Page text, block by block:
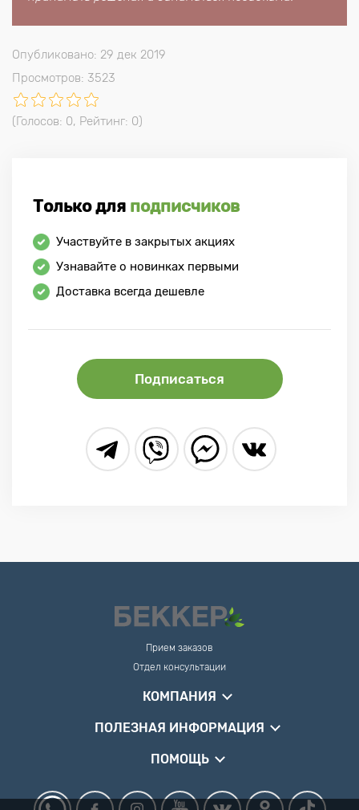
Опубликовано: 29 дек 2019
Просмотров: 3523
(Голосов: 0, Рейтинг: 0)
Только для подписчиков
Участвуйте в закрытых акциях
Узнавайте о новинках первыми
Доставка всегда дешевле
Подписаться
Прием заказов
Отдел консультации
КОМПАНИЯ
ПОЛЕЗНАЯ ИНФОРМАЦИЯ
ПОМОЩЬ